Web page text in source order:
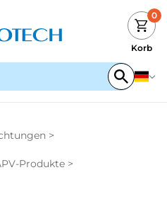
0
Korb
>
Produkte >